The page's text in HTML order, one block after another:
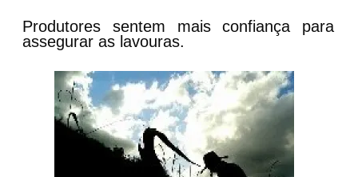
Produtores sentem mais confiança para
assegurar as lavouras.